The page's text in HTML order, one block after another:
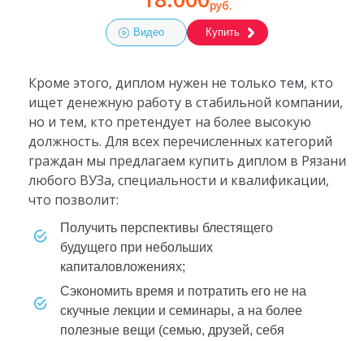
руб.
Видео Купить
Кроме этого, диплом нужен не только тем, кто
ищет денежную работу в стабильной компании,
но и тем, кто претендует на более высокую
должность. Для всех перечисленных категорий
граждан мы предлагаем купить диплом в Рязани
любого ВУЗа, специальности и квалификации,
что позволит:
получить перспективы блестящего
будущего при небольших
капиталовложениях;
сэкономить время и потратить его не на
скучные лекции и семинары, а на более
полезные вещи (семью, друзей, себя